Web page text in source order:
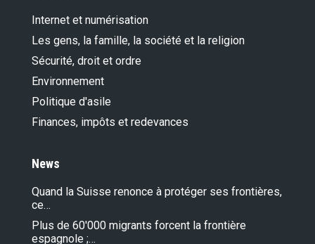
Internet et numérisation
Les gens, la famille, la société et la religion
Sécurité, droit et ordre
Environnement
Politique d'asile
Finances, impôts et redevances
News
Quand la Suisse renonce à protéger ses frontières,
ce…
Plus de 60'000 migrants forcent la frontière
espagnole ;…